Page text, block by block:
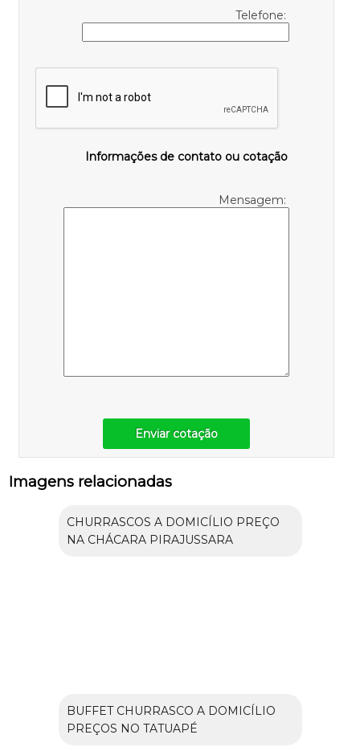
Telefone:
Informações de contato ou cotação
Mensagem:
Enviar cotação
Imagens relacionadas
CHURRASCOS A DOMICÍLIO PREÇO
NA CHÁCARA PIRAJUSSARA
BUFFET CHURRASCO A DOMICÍLIO
PREÇOS NO TATUAPÉ